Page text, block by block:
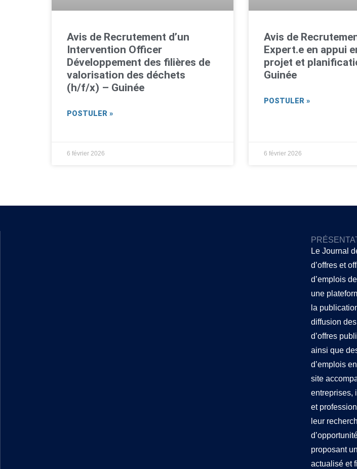
Avis de Recrutement d’un
Intervention Officer
Développement des filières de
valorisation des déchets
(h/f/x) – Guinée
POSTULER »
6 février 2026
Avis de
Expert.e en appui
projet et
Guinée
POSTULER »
6 février 2026
Le Journal
d’offres et
d’emplois
une
la
diffusion
d’offres
ainsi que
d’emplois
site
entreprises,
et
leur
proposant
actualisé et